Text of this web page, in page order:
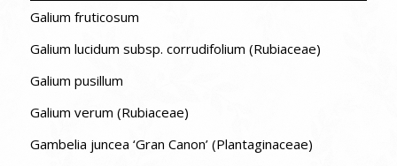
Galium fruticosum
Galium lucidum subsp. corrudifolium (Rubiaceae)
Galium pusillum
Galium verum (Rubiaceae)
Gambelia juncea ‘Gran Canon’ (Plantaginaceae)